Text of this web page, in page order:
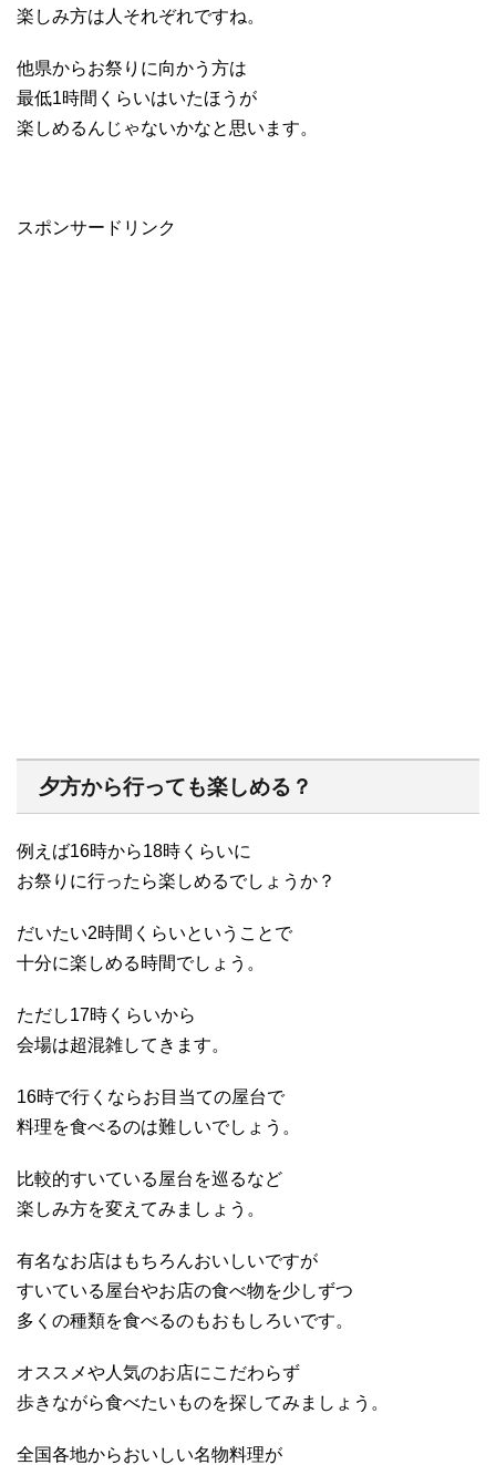
楽しみ方は人それぞれですね。
他県からお祭りに向かう方は
最低1時間くらいはいたほうが
楽しめるんじゃないかなと思います。
スポンサードリンク
夕方から行っても楽しめる？
例えば16時から18時くらいに
お祭りに行ったら楽しめるでしょうか？
だいたい2時間くらいということで
十分に楽しめる時間でしょう。
ただし17時くらいから
会場は超混雑してきます。
16時で行くならお目当ての屋台で
料理を食べるのは難しいでしょう。
比較的すいている屋台を巡るなど
楽しみ方を変えてみましょう。
有名なお店はもちろんおいしいですが
すいている屋台やお店の食べ物を少しずつ
多くの種類を食べるのもおもしろいです。
オススメや人気のお店にこだわらず
歩きながら食べたいものを探してみましょう。
全国各地からおいしい名物料理が